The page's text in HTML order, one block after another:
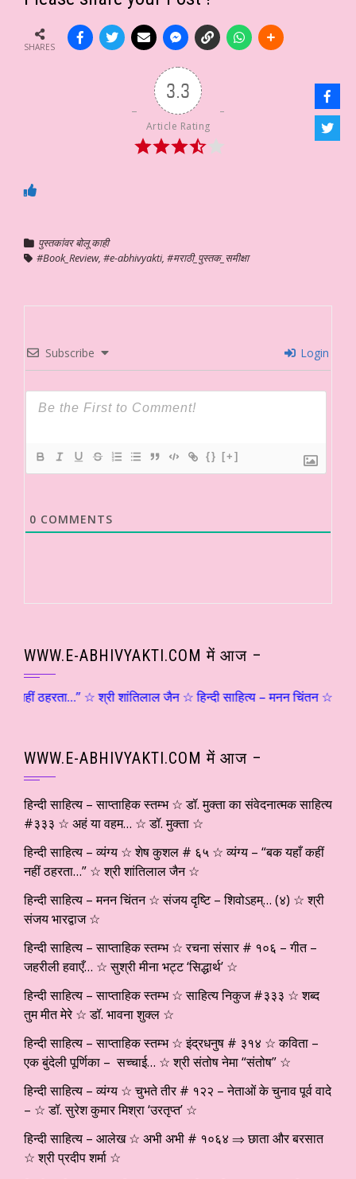
SHARES
3.3
Article Rating
पुस्तकांवर बोलू काही
#Book_Review, #e-abhivyakti, #मराठी_पुस्तक_समीक्षा
Subscribe Login
{} [+]
0 COMMENTS
WWW.E-ABHIVYAKTI.COM में आज –
☆ श्री शांतिलाल जैन ☆ हिन्दी साहित्य – मनन चिंतन ☆ संजय
WWW.E-ABHIVYAKTI.COM में आज –
हिन्दी साहित्य – साप्ताहिक स्तम्भ ☆ डॉ. मुक्ता का संवेदनात्मक साहित्य
#३३३ ☆ अहं या वहम… ☆ डॉ. मुक्ता ☆
हिन्दी साहित्य – व्यंग्य ☆ शेष कुशल # ६५ ☆ व्यंग्य – “बक यहाँ कहीं
नहीं ठहरता…” ☆ श्री शांतिलाल जैन ☆
हिन्दी साहित्य – मनन चिंतन ☆ संजय दृष्टि – शिवोऽहम्… (४) ☆ श्री
संजय भारद्वाज ☆
हिन्दी साहित्य – साप्ताहिक स्तम्भ ☆ रचना संसार # १०६ – गीत –
जहरीली हवाएँ… ☆ सुश्री मीना भट्ट ‘सिद्धार्थ’ ☆
हिन्दी साहित्य – साप्ताहिक स्तम्भ ☆ साहित्य निकुज #३३३ ☆ शब्द
तुम मीत मेरे ☆ डॉ. भावना शुक्ल ☆
हिन्दी साहित्य – साप्ताहिक स्तम्भ ☆ इंद्रधनुष # ३१४ ☆ कविता –
एक बुंदेली पूर्णिका – सच्चाई… ☆ श्री संतोष नेमा “संतोष” ☆
हिन्दी साहित्य – व्यंग्य ☆ चुभते तीर # १२२ – नेताओं के चुनाव पूर्व वादे
– ☆ डॉ. सुरेश कुमार मिश्रा ‘उरतृप्त’ ☆
हिन्दी साहित्य – आलेख ☆ अभी अभी # १०६४ ⇒ छाता और बरसात
☆ श्री प्रदीप शर्मा ☆